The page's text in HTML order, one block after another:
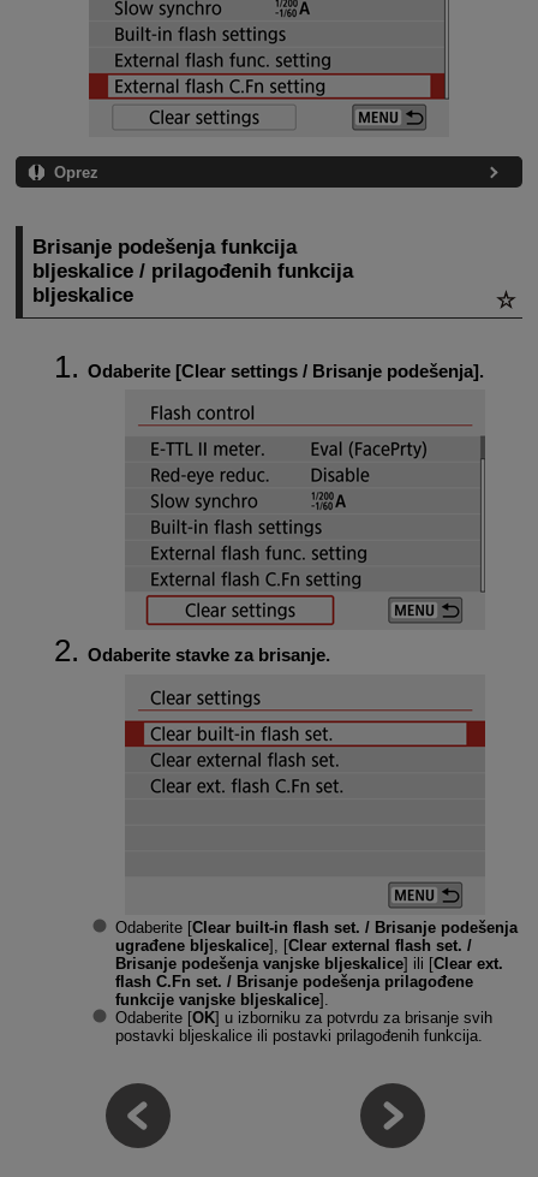
Oprez
Brisanje podešenja funkcija
bljeskalice / prilagođenih funkcija
bljeskalice
Odaberite [Clear settings / Brisanje podešenja].
Odaberite stavke za brisanje.
Odaberite [Clear built-in flash set. / Brisanje podešenja
ugrađene bljeskalice], [Clear external flash set. /
Brisanje podešenja vanjske bljeskalice] ili [Clear ext.
flash C.Fn set. / Brisanje podešenja prilagođene
funkcije vanjske bljeskalice].
Odaberite [OK] u izborniku za potvrdu za brisanje svih
postavki bljeskalice ili postavki prilagođenih funkcija.